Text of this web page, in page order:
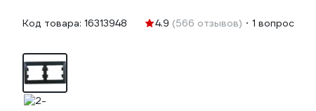
Код товара: 16313948 4.9 (566 отзывов) 1 вопрос